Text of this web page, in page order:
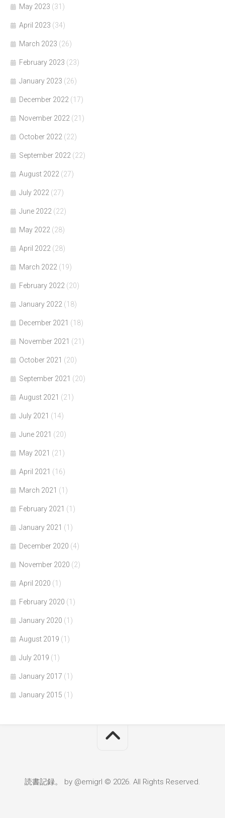
May 2023 (31)
April 2023 (34)
March 2023 (26)
February 2023 (23)
January 2023 (26)
December 2022 (17)
November 2022 (21)
October 2022 (22)
September 2022 (22)
August 2022 (27)
July 2022 (27)
June 2022 (22)
May 2022 (28)
April 2022 (28)
March 2022 (19)
February 2022 (20)
January 2022 (18)
December 2021 (18)
November 2021 (21)
October 2021 (20)
September 2021 (20)
August 2021 (21)
July 2021 (14)
June 2021 (20)
May 2021 (21)
April 2021 (16)
March 2021 (1)
February 2021 (1)
January 2021 (1)
December 2020 (4)
November 2020 (2)
April 2020 (1)
February 2020 (1)
January 2020 (1)
August 2019 (1)
July 2019 (1)
January 2017 (1)
January 2015 (1)
読書記録。 by @emigrl © 2026. All Rights Reserved.